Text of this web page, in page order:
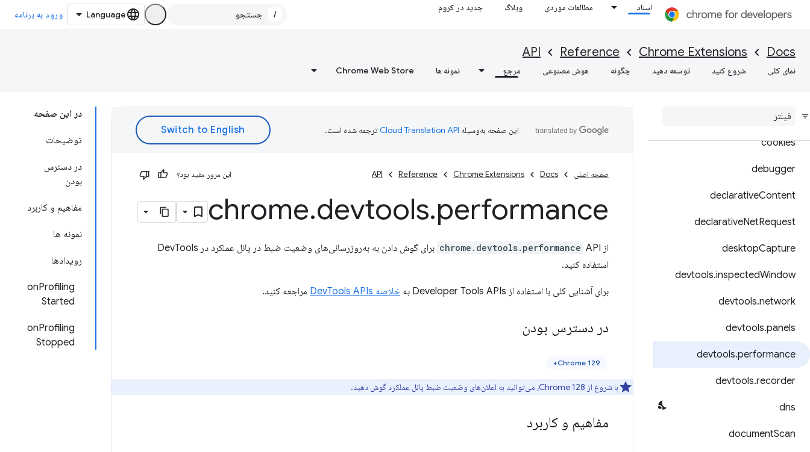
اسناد مطالعات موردی وبلاگ جدید در کروم
/ ورود به برنامه
Docs
Chrome Extensions
Reference
API
نمای کلی شروع کنید توسعه دهید چگونه هوش مصنوعی مرجع نمونه ها Chrome Web Store
browsingData
Menus
cookies
debugger
declarativeContent
declarativeNetRequest
desktopCapture
devtools.inspectedWindow
devtools.network
devtools.panels
devtools.performance
devtools.recorder
dns
documentScan
در این صفحه
توضیحات
در دسترس
بودن
مفاهیم و کاربرد
نمونه ها
رویدادها
onProfiling
Started
onProfiling
Stopped
این صفحه به‌وسیله ترجمه شده است.
صفحه اصلی Docs
Chrome Extensions
Reference
API این مرور مفید بود؟
chrome.devtools.performance
از chrome.devtools.performance
API برای گوش دادن به به‌روزرسانی‌های وضعیت ضبط در پانل عملکرد در DevTools
استفاده کنید.
برای آشنایی کلی با استفاده از Developer Tools APIs به خلاصه DevTools APIs مراجعه کنید.
در دسترس بودن
Chrome 129+
با شروع از Chrome 128، می‌توانید به اعلان‌های وضعیت ضبط پانل عملکرد گوش دهید.
مفاهیم و کاربرد